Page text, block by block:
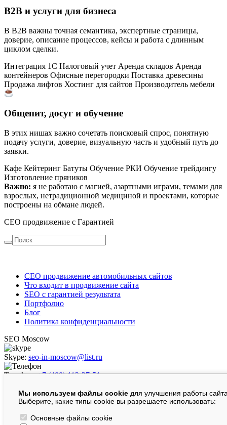
B2B и услуги для бизнеса
В B2B важны точная семантика, экспертные страницы,
доверие, описание процессов, кейсы и работа с длинным
циклом сделки.
Интеграция 1С Налоговый учет Аренда складов Аренда
контейнеров Офисные перегородки Поставка древесины
Продажа лифтов Хостинг для сайтов Производитель мебели
Общепит, досуг и обучение
В этих нишах важно сочетать поисковый спрос, понятную
подачу услуги, доверие, визуальную часть и удобный путь до
заявки.
Кафе Кейтеринг Батуты Обучение РКИ Обучение трейдингу
Изготовление пряников
Важно: я не работаю с магией, азартными играми, темами для
взрослых, нетрадиционной медициной и проектами, которые
построены на обмане людей.
СЕО продвижение с Гарантией
СЕО продвижение автомобильных сайтов
Что входит в продвижение сайта
SEO c гарантией результата
Портфолио
Блог
Политика конфиденциальности
SEO Moscow
Skype: seo-in-moscow@list.ru
Телефон:+7 (499) 113-27-51
WhatsApp:+7 (977) 480-56-72
E-Mail:
Мы используем файлы cookie для улучшения работы
Выберите, какие типы cookie вы разрешаете использовать:
Основные файлы cookie